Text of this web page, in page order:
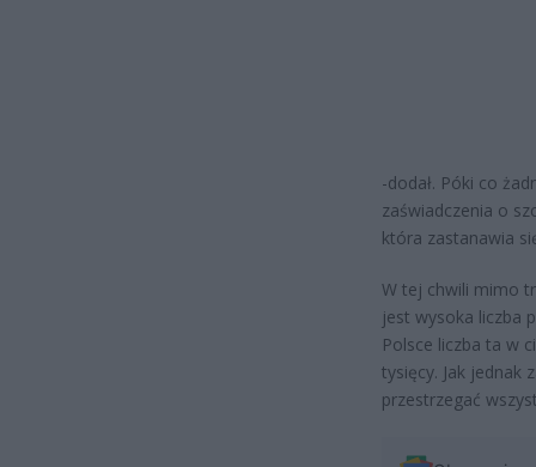
-dodał. Póki co
zaświadczenia o
która zastanawia
W tej chwili mimo
jest wysoka liczba
Polsce liczba ta w
tysięcy. Jak jednak
przestrzegać